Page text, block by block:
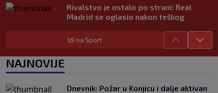
Rivalstvo je ostalo po strani: Real
Madrid se oglasio nakon teškog
gubitka Lionela Messija
NOGOMET
prije 2 h
Idi na Sport
NAJNOVIJE
Dnevnik: Požar u Konjicu i dalje aktivan